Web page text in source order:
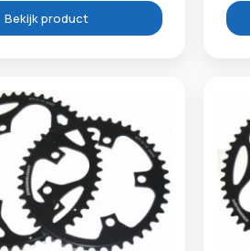
Bekijk product